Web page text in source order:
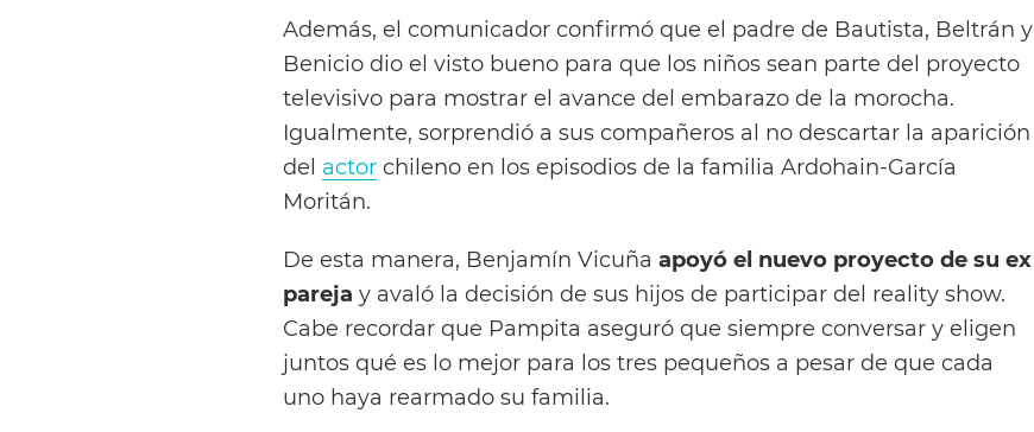
Además, el comunicador confirmó que el padre de Bautista, Beltrán y
Benicio dio el visto bueno para que los niños sean parte del proyecto
televisivo para mostrar el avance del embarazo de la morocha.
Igualmente, sorprendió a sus compañeros al no descartar la aparición
del actor chileno en los episodios de la familia Ardohain-García
Moritán.
De esta manera, Benjamín Vicuña apoyó el nuevo proyecto de su ex
pareja y avaló la decisión de sus hijos de participar del reality show.
Cabe recordar que Pampita aseguró que siempre conversar y eligen
juntos qué es lo mejor para los tres pequeños a pesar de que cada
uno haya rearmado su familia.